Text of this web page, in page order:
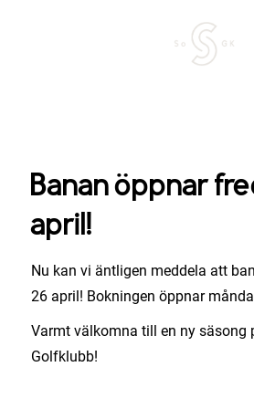
Banan öppnar
april!
Nu kan vi äntligen meddela att
26 april! Bokningen öppnar
Varmt välkomna till en ny säsong
Golfklubb!